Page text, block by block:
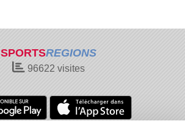
SPORTSREGIONS
96622 visites